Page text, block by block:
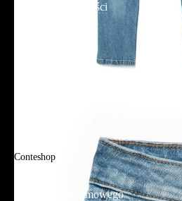
Polityka prywatności
Conteshop
Adres sklepu firmowego